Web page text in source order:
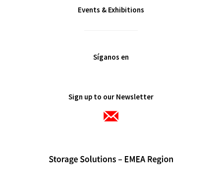
Events & Exhibitions
Síganos en
Sign up to our Newsletter